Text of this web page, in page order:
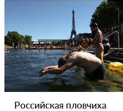
Российская пловчиха